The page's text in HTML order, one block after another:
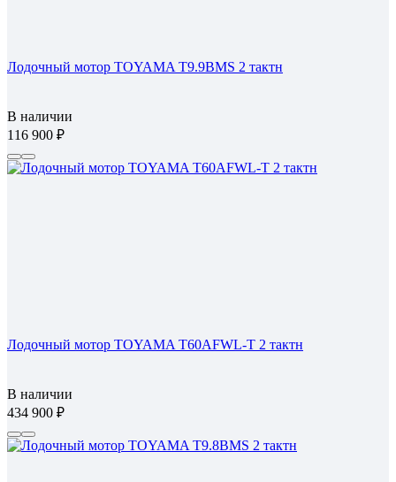
Лодочный мотор TOYAMA T9.9BMS 2 тактн
В наличии
116 900
Лодочный мотор TOYAMA T60AFWL-T 2 тактн
В наличии
434 900